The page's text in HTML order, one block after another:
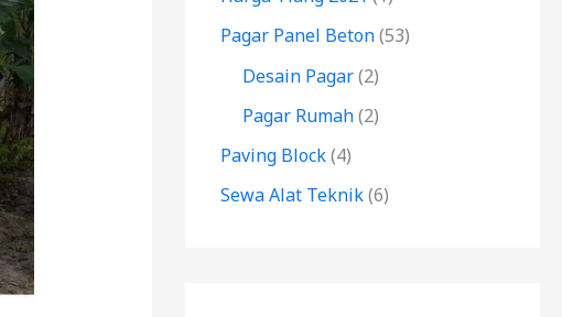
k
Pagar Panel Beton(53)
Desain Pagar(2)
Pagar Rumah(2)
Paving Block(4)
Sewa Alat Teknik(6)